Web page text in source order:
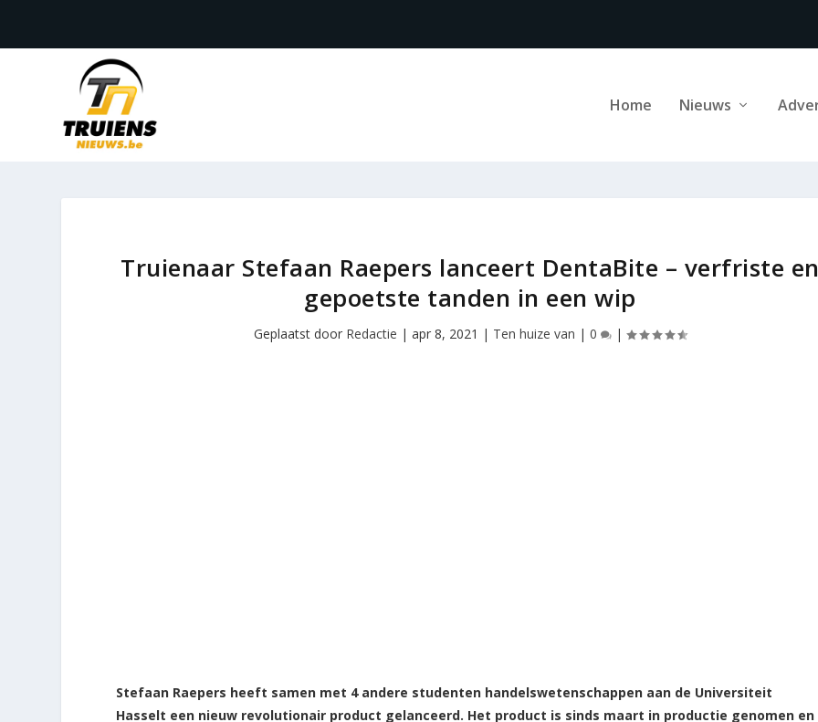
Home Nieuws
Truienaar Stefaan Raepers lanceert DentaBite – verfriste
gepoetste tanden in een wip
Geplaatst door Redactie | apr 8, 2021 | Ten huize van | 0 |
Stefaan Raepers heeft samen met 4 andere studenten handelswetenschappen aan de Universiteit
Hasselt een nieuw revolutionair product gelanceerd. Het product is sinds maart in productie genomen en